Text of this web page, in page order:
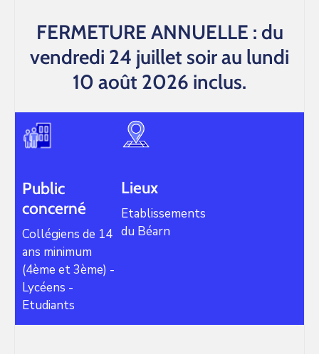
FERMETURE ANNUELLE : du
vendredi 24 juillet soir au lundi
10 août 2026 inclus.
Public
concerné
Collégiens de 14
ans minimum
(4ème et 3ème) -
Lycéens -
Etudiants
Lieux
Etablissements
du Béarn